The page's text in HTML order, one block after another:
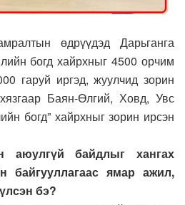
өдрүүдэд Дарьганга
богд хайрхныг 4500 орчим
гаруй иргэд, жуулчид зорин
Баян-Өлгий, Ховд, Увс
богд” хайрхныг зорин ирсэн
аюулгүй байдлыг хангах
байгууллагаас ямар ажил,
бэ?